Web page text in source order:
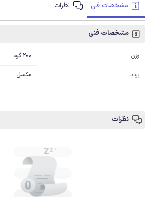
مشخصات فنی نظرات
مشخصات فنی
وزن 200 گرم
برند مکسل
نظرات